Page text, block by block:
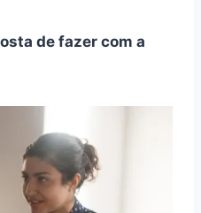
de fazer com a